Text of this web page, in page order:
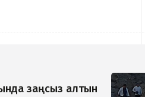
заңсыз алтын